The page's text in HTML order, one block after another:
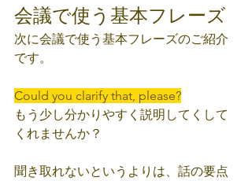
会議で使う基本フレーズ
次に会議で使う基本フレーズのご紹介
です。
Could you clarify that, please?
もう少し分かりやすく説明してくして
くれませんか？
聞き取れないというよりは、話の要点